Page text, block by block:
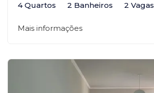
4 Quartos 2 Banheiros 2 Vagas
Mais informações